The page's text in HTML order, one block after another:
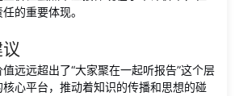
的重要体现。
远远超出了“大家聚在一起听报告”这个层
心平台，推动着知识的传播和思想的碰